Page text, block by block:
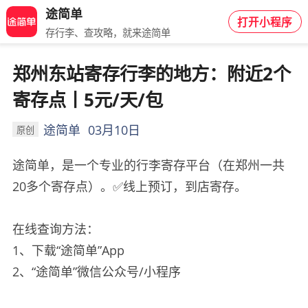
途简单
存行李、查攻略，就来途简单
打开小程序
郑州东站寄存行李的地方：附近2个
寄存点丨5元/天/包
原创 途简单 03月10日
途简单，是一个专业的行李寄存平台（在郑州一共
20多个寄存点）。✅线上预订，到店寄存。
在线查询方法：
1、下载“途简单”App
2、“途简单”微信公众号/小程序